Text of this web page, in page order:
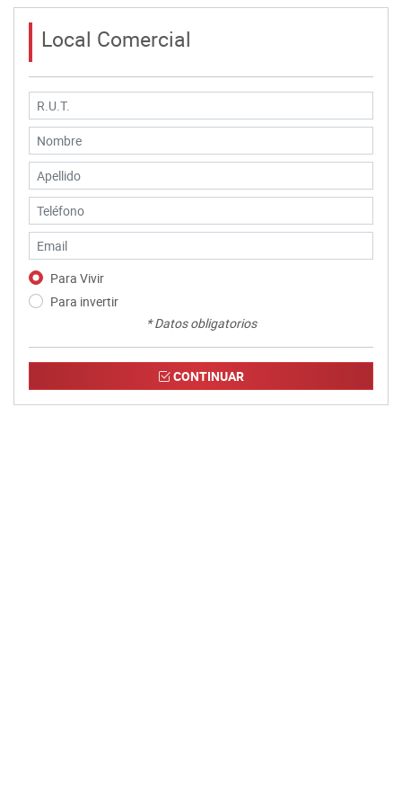
Local Comercial
Para Vivir
Para invertir
* Datos obligatorios
CONTINUAR